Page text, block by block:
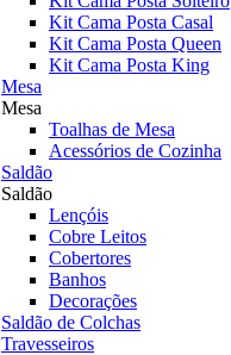
Kit Cama Posta Casal
Kit Cama Posta Queen
Kit Cama Posta King
Mesa
Mesa
Toalhas de Mesa
Acessórios de Cozinha
Saldão
Saldão
Lençóis
Cobre Leitos
Cobertores
Banhos
Decorações
Saldão de Colchas
Travesseiros